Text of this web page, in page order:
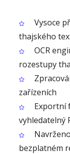
Vysoce
thajského
OCR
rozestupy
zařízeních
Exportní
vyhledatelný
bezplatném